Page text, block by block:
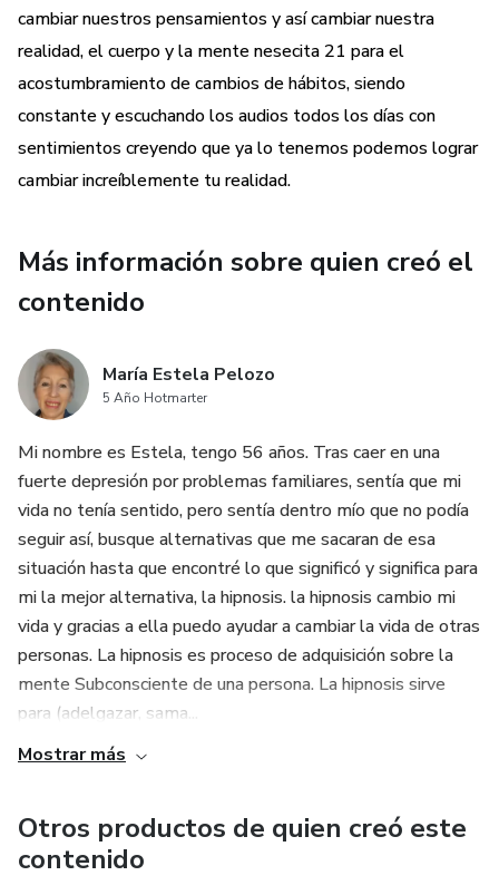
cambiar nuestros pensamientos y así cambiar nuestra
realidad, el cuerpo y la mente nesecita 21 para el
acostumbramiento de cambios de hábitos, siendo
constante y escuchando los audios todos los días con
sentimientos creyendo que ya lo tenemos podemos lograr
cambiar increíblemente tu realidad.
Más información sobre quien creó el
contenido
María Estela Pelozo
5 Año Hotmarter
Mi nombre es Estela, tengo 56 años. Tras caer en una
fuerte depresión por problemas familiares, sentía que mi
vida no tenía sentido, pero sentía dentro mío que no podía
seguir así, busque alternativas que me sacaran de esa
situación hasta que encontré lo que significó y significa para
mi la mejor alternativa, la hipnosis. la hipnosis cambio mi
vida y gracias a ella puedo ayudar a cambiar la vida de otras
personas. La hipnosis es proceso de adquisición sobre la
mente Subconsciente de una persona. La hipnosis sirve
para (adelgazar, sama...
Mostrar más
Otros productos de quien creó este
contenido